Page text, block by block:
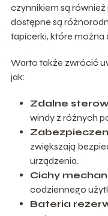
czynnikiem są
dostępne są
tapicerki, które
Warto także zwrócić
jak:
Zdalne
windy z różnych
zwiększają
urządzenia.
Cichy
codziennego
Bateria